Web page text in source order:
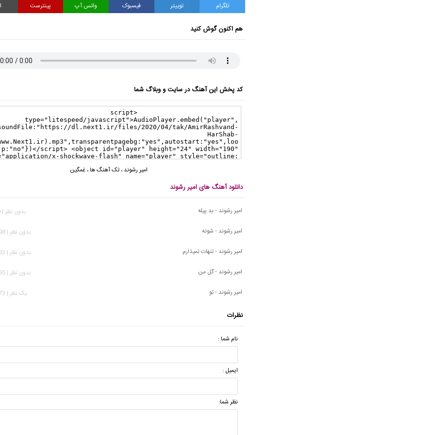
تلگرام توییتر فیسبوک واتس آپ پینترست
هم اکنون گوش کنید
کد پخش این آهنگ در سایت و وبلاگ شما
امیر رشوند ، تک آهنگ ها، غمگین
دانلود آهنگ های امیر رشوند
امیر رشوند - بد پیله
بدون نظر | 969 بازدید
امیر رشوند - شونه
بدون نظر | 1,598 بازدید
امیر رشوند - تنهات نمیذارم
بدون نظر | 2,293 بازدید
امیر رشوند - گل من
بدون نظر | 2,195 بازدید
امیر رشوند - تو
يک نظر | 1,373 بازدید
نظرات
نام شما :
ایمیل :
نظر شما: